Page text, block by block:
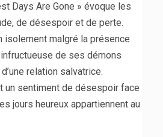
Days Are Gone » évoque les
de désespoir et de perte.
isolement malgré la présence
de ses démons
relation salvatrice.
un sentiment de désespoir face
jours heureux appartiennent au